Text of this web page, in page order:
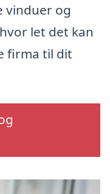
vinduer og
let det kan
firma til dit